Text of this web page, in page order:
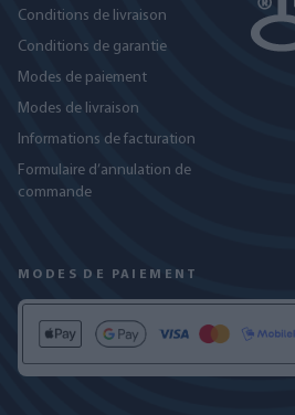
Conditions de livraison
Conditions de garantie
Modes de paiement
Modes de livraison
Informations de facturation
Formulaire d’annulation de
commande
MODES DE PAIEMENT